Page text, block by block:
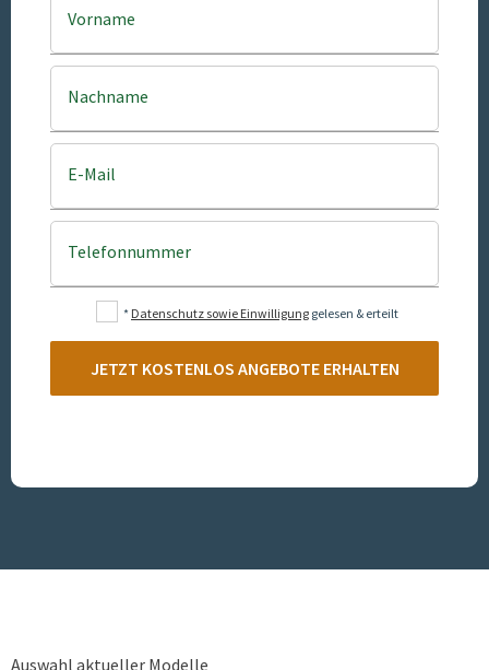
Vorname
Nachname
E-Mail
Telefonnummer
* Datenschutz sowie Einwilligung gelesen & erteilt
JETZT KOSTENLOS ANGEBOTE ERHALTEN
Auswahl aktueller Modelle